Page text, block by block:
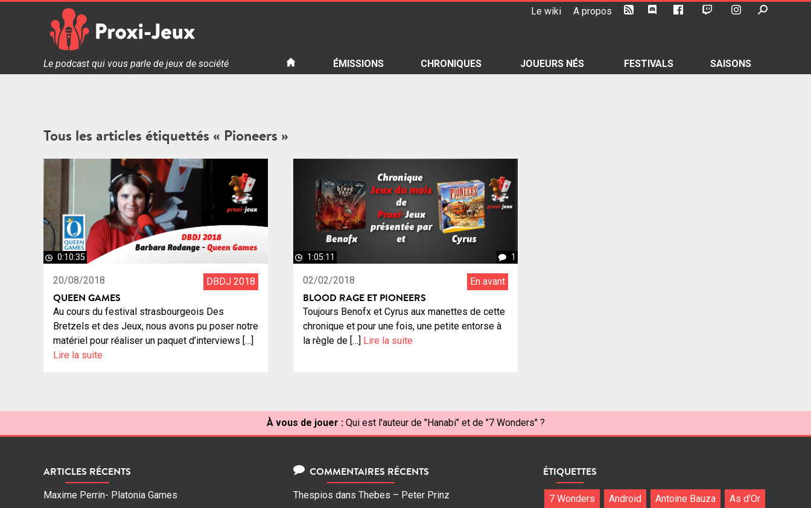
Le wiki A propos
Proxi Jeux - Le podcast qui vous parle de jeux de société
Le podcast qui vous parle de jeux de société ÉMISSIONS CHRONIQUES JOUEURS NÉS FESTIVALS SAISONS
Tous les articles étiquettés « Pioneers »
0:10:35
20/08/2018 DBDJ 2018
QUEEN GAMES
Au cours du festival strasbourgeois Des
Bretzels et des Jeux, nous avons pu poser notre
matériel pour réaliser un paquet d’interviews […]
Lire la suite
1:05:11 1
02/02/2018 En avant
BLOOD RAGE ET PIONEERS
Toujours Benofx et Cyrus aux manettes de cette
chronique et pour une fois, une petite entorse à
la règle de […] Lire la suite
À vous de jouer : Qui est l'auteur de "Hanabi" et de "7 Wonders" ?
ARTICLES RÉCENTS
Maxime Perrin- Platonia Games
COMMENTAIRES RÉCENTS
Thespios dans Thebes – Peter Prinz
ÉTIQUETTES
7 Wonders Android Antoine Bauza
As d'Or